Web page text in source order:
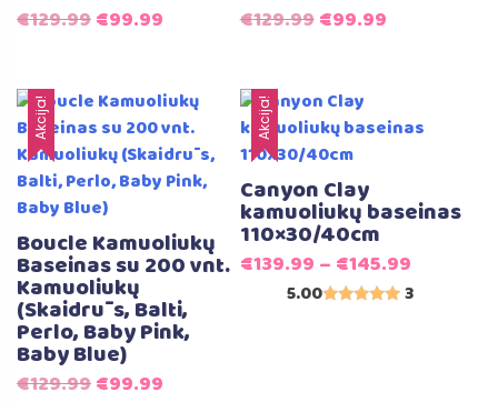
€129.99Original
€129.99.
€99.99
€99.99.
€129.99Original
€129.99.
€99.99Current
Akcija!
Boucle Kamuoliukų
Baseinas su 200 vnt.
Kamuoliukų
(Skaidrūs, Balti,
Perlo, Baby Pink,
Baby Blue)
€129.99Original
€99.99
Akcija!
Canyon Clay
kamuoliukų baseinas
110×30/40cm
€139.99 – €145.99
5.00 3